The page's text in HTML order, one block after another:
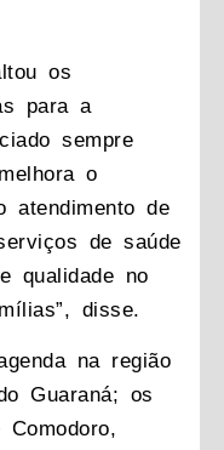
os
para a
sempre
o
atendimento de
de saúde
qualidade no
disse.
na região
Guaraná; os